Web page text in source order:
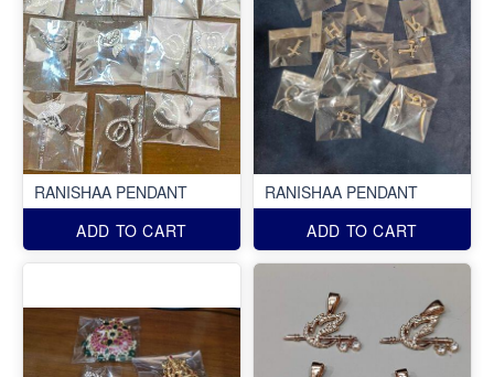
RANISHAA PENDANT
ADD TO CART
RANISHAA PENDANT
ADD TO CART